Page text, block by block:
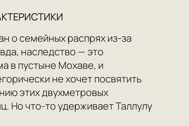
о семейных распрях из-за
наследство — это
в пустыне Мохаве, и
не хочет посвятить
этих двухметровых
Но что-то удерживает Таллулу